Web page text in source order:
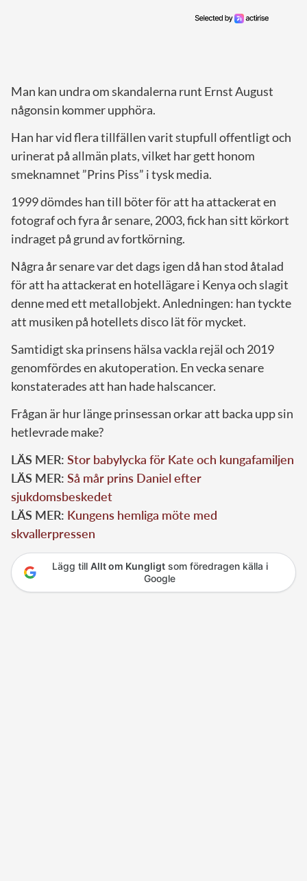
Man kan undra om skandalerna runt Ernst August
någonsin kommer upphöra.
Han har vid flera tillfällen varit stupfull offentligt och
urinerat på allmän plats, vilket har gett honom
smeknamnet ”Prins Piss” i tysk media.
1999 dömdes han till böter för att ha attackerat en
fotograf och fyra år senare, 2003, fick han sitt körkort
indraget på grund av fortkörning.
Några år senare var det dags igen då han stod åtalad
för att ha attackerat en hotellägare i Kenya och slagit
denne med ett metallobjekt. Anledningen: han tyckte
att musiken på hotellets disco lät för mycket.
Samtidigt ska prinsens hälsa vackla rejäl och 2019
genomfördes en akutoperation. En vecka senare
konstaterades att han hade halscancer.
Frågan är hur länge prinsessan orkar att backa upp sin
hetlevrade make?
LÄS MER: Stor babylycka för Kate och kungafamiljen
LÄS MER: Så mår prins Daniel efter
sjukdomsbeskedet
LÄS MER: Kungens hemliga möte med
skvallerpressen
Lägg till Allt om Kungligtsom föredragen källa i
Google